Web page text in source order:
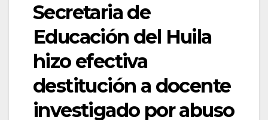
Secretaria de
Educación del Huila
hizo efectiva
destitución a docente
investigado por abuso